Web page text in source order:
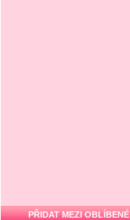
PŘIDAT MEZI OBLÍBENÉ